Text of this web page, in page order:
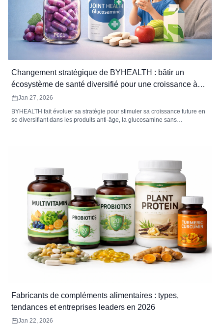
Changement stratégique de BYHEALTH : bâtir un
écosystème de santé diversifié pour une croissance à
long terme
Jan 27, 2026
BYHEALTH fait évoluer sa stratégie pour stimuler sa croissance future en
se diversifiant dans les produits anti-âge, la glucosamine sans
Fabricants de compléments alimentaires : types,
tendances et entreprises leaders en 2026
Jan 22, 2026